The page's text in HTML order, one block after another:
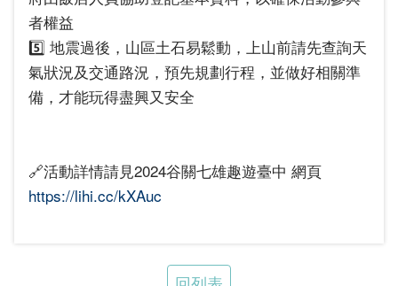
者權益
5️⃣ 地震過後，山區土石易鬆動，上山前請先查詢天
氣狀況及交通路況，預先規劃行程，並做好相關準
備，才能玩得盡興又安全
🔗活動詳情請見2024谷關七雄趣遊臺中 網頁
https://lihi.cc/kXAuc